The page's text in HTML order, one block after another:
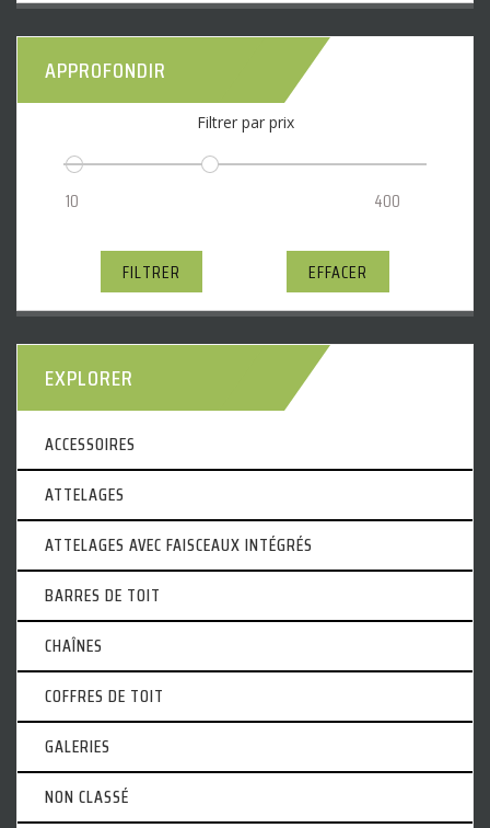
APPROFONDIR
Filtrer par prix
FILTRER EFFACER
EXPLORER
ACCESSOIRES
ATTELAGES
ATTELAGES AVEC FAISCEAUX INTÉGRÉS
BARRES DE TOIT
CHAÎNES
COFFRES DE TOIT
GALERIES
NON CLASSÉ